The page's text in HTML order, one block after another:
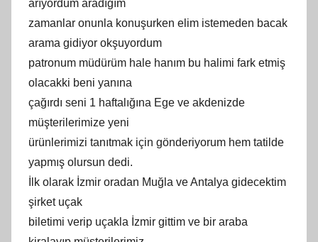
arıyordum aradığım
zamanlar onunla konuşurken elim istemeden bacak
arama gidiyor okşuyordum
patronum müdürüm hale hanım bu halimi fark etmiş
olacakki beni yanına
çağırdı seni 1 haftalığına Ege ve akdenizde
müşterilerimize yeni
ürünlerimizi tanıtmak için gönderiyorum hem tatilde
yapmış olursun dedi.
İlk olarak İzmir oradan Muğla ve Antalya gidecektim
şirket uçak
biletimi verip uçakla İzmir gittim ve bir araba